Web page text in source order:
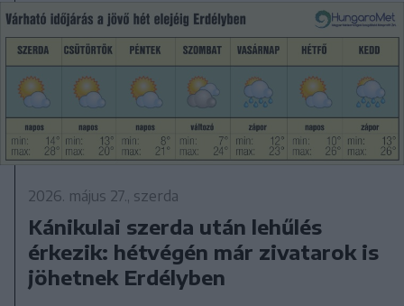
2026. május 27., szerda
Kánikulai szerda után lehűlés
érkezik: hétvégén már zivatarok is
jöhetnek Erdélyben